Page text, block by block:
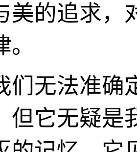
美的追求，
们无法准确
但它无疑是